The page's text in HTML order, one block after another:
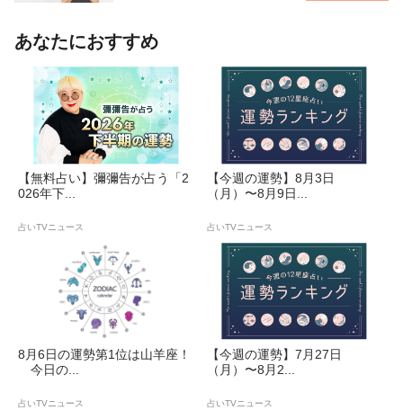
あなたにおすすめ
【無料占い】彌彌告が占う「2
026年下...
占いTVニュース
【今週の運勢】8月3日
（月）〜8月9日...
占いTVニュース
8月6日の運勢第1位は山羊座！
今日の...
占いTVニュース
【今週の運勢】7月27日
（月）〜8月2...
占いTVニュース